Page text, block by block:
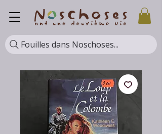
Fouilles dans Noschoses...